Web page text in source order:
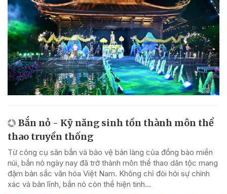
Bắn nỏ - Kỹ năng sinh tồn thành môn thể
thao truyền thống
Từ công cụ săn bắn và bảo vệ bản làng của đồng bào miền
núi, bắn nỏ ngày nay đã trở thành môn thể thao dân tộc mang
đậm bản sắc văn hóa Việt Nam. Không chỉ đòi hỏi sự chính
xác và bản lĩnh, bắn nỏ còn thể hiện tinh...